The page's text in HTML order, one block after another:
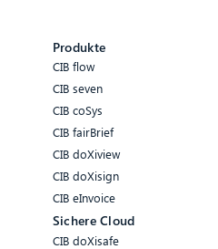
Produkte
CIB flow
CIB seven
CIB coSys
CIB fairBrief
CIB doXiview
CIB doXisign
CIB eInvoice
Sichere Cloud
CIB doXisafe